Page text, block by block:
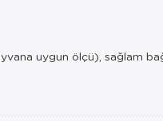
uygun ölçü), sağlam